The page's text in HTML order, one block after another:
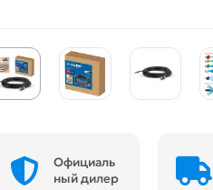
Официаль
ный дилер